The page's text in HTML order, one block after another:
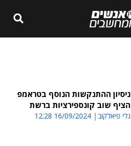
ניסיון ההתנקשות הנוסף בטראמפ
הציף שוב קונספירציות ברשת
גלי פיאלקוב 16/09/2024 12:28